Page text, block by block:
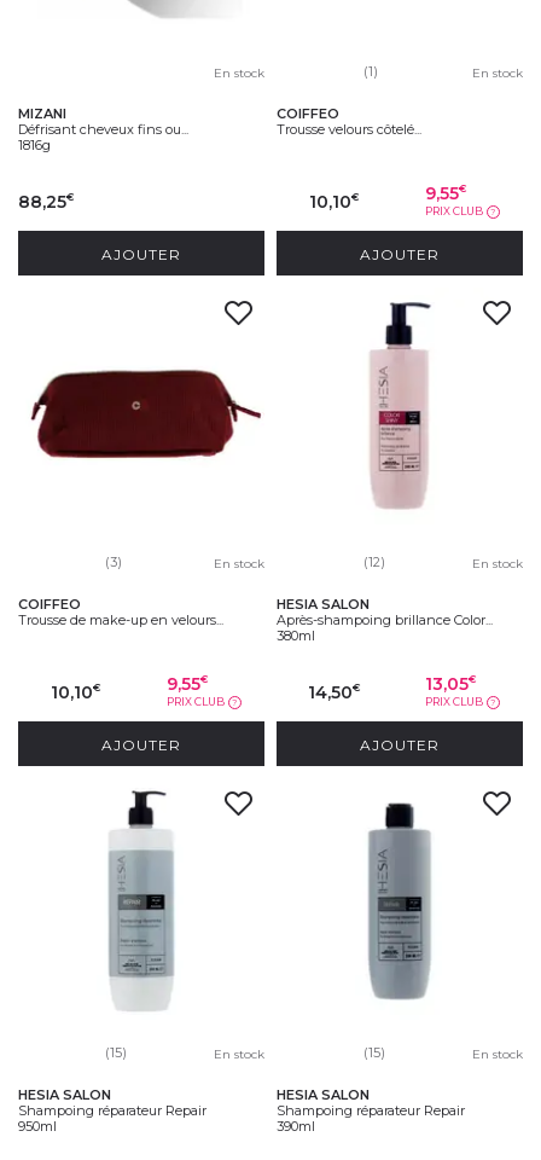
En stock
MIZANI
Défrisant cheveux fins ou...
1816g
88,25€
AJOUTER
(1) En stock
COIFFEO
Trousse velours côtelé...
10,10€ 9,55€
PRIX CLUB ?
AJOUTER
(3) En stock
COIFFEO
Trousse de make-up en velours...
10,10€ 9,55€
PRIX CLUB ?
AJOUTER
(12) En stock
HESIA SALON
Après-shampoing brillance Color...
380ml
14,50€ 13,05€
PRIX CLUB ?
AJOUTER
(15) En stock
HESIA SALON
Shampoing réparateur Repair
950ml
(15) En stock
HESIA SALON
Shampoing réparateur Repair
390ml